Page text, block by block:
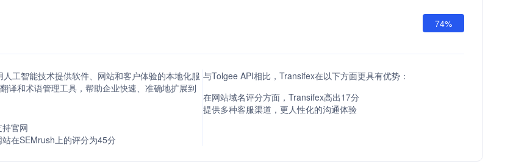
74%
工智能技术提供软件、网站和客户体验的本地化服
译和术语管理工具，帮助企业快速、准确地扩展到
持官网
站在SEMrush上的评分为45分
与Tolgee API相比，Transifex在以下方面更具有优势：
在网站域名评分方面，Transifex高出17分
提供多种客服渠道，更人性化的沟通体验